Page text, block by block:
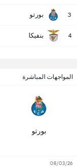
3 بورتو
4 بنفيكا
المواجهات المباشرة
بورتو
08/03/26